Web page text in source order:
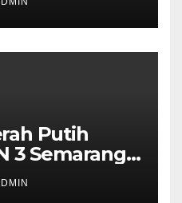
Warga
Ronda
Putih
3 Semarang,
Desa